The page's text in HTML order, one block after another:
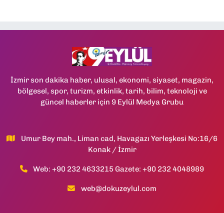
İzmir son dakika haber, ulusal, ekonomi, siyaset, magazin,
bölgesel, spor, turizm, etkinlik, tarih, bilim, teknoloji ve
güncel haberler için 9 Eylül Medya Grubu
Umur Bey mah., Liman cad, Havagazı Yerleşkesi No:16/6
Konak / İzmir
Web: +90 232 4633215 Gazete: +90 232 4048989
web@dokuzeylul.com